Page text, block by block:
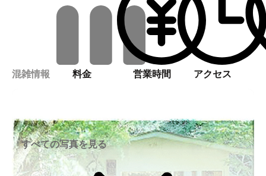
混雑情報 料金 営業時間 アクセス
すべての写真を見る